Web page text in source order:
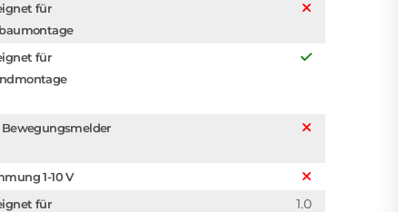
für
für
1-10 V
für
1.0